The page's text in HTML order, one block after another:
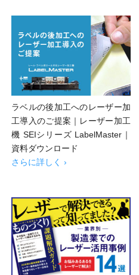
ラベルの後加工へのレーザー加
工導入のご提案｜レーザー加工
機 SEIシリーズ LabelMaster｜
資料ダウンロード
さらに詳しく ›